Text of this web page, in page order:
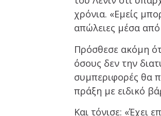
χρόνια. «Εμείς
απώλειες μέσα από
Πρόσθεσε ακόμη
όσους δεν την
συμπεριφορές θα
πράξη με ειδικό
Και τόνισε: «Έχει